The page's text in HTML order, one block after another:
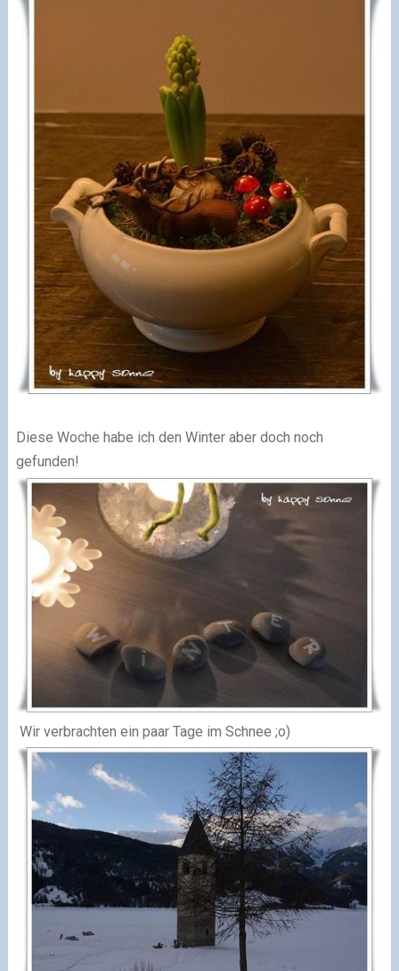
Diese Woche habe ich den Winter aber doch noch
gefunden!
Wir verbrachten ein paar Tage im Schnee ;o)